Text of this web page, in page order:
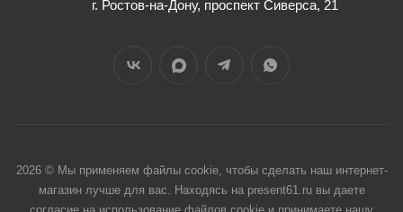
г. Ростов-на-Дону, проспект Сиверса, 21
2026 © Мы применяем файлы cookie, чтобы сделать наш интернет-
магазин лучше для вас. Находясь на present61.ru вы даете